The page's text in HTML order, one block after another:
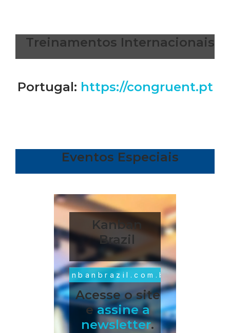
Treinamentos Internacionais
Portugal: https://congruent.pt
Eventos Especiais
Kanban
Brazil
kanbanbrazil.com.br
Acesse o site
eassine a
newsletter.